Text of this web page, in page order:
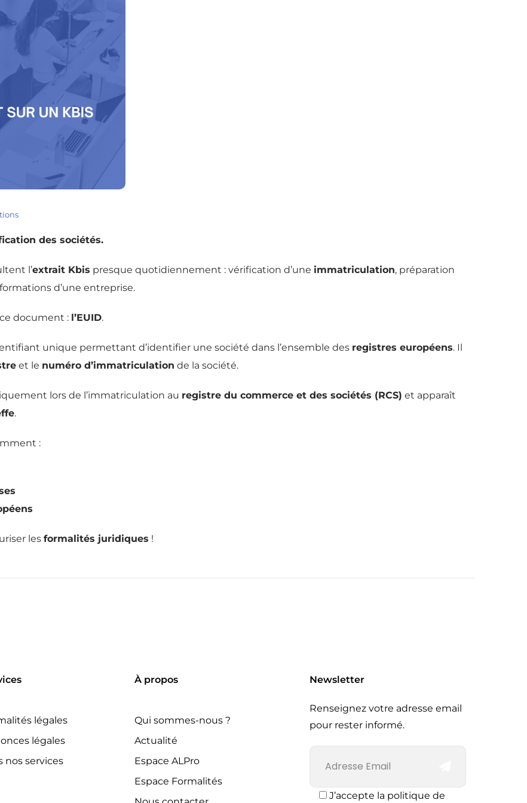
des sociétés.
l’extrait Kbis presque quotidiennement : vérification d’une immatriculation, préparation
d’une entreprise.
document : l’EUID.
unique permettant d’identifier une société dans l’ensemble des registres européens. Il
et le numéro d’immatriculation de la société.
lors de l’immatriculation au registre du commerce et des sociétés (RCS) et apparaît
.
:
les formalités juridiques !
légales
légales
nos services
À propos
Qui sommes-nous ?
Actualité
Espace ALPro
Espace Formalités
Newsletter
Renseignez votre adresse email
pour rester informé.
J’accepte la politique de